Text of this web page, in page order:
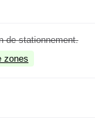
de stationnement.
zones